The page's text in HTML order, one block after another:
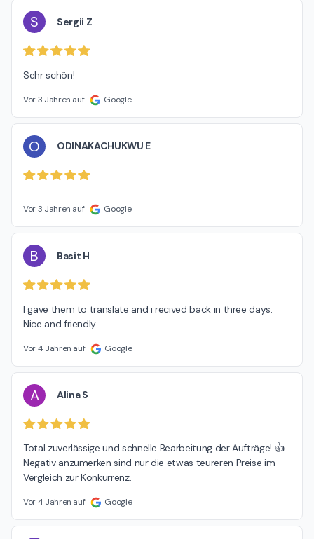
S Sergii Z
Sehr schön!
Vor 3 Jahren auf Google
O ODINAKACHUKWU E
Vor 3 Jahren auf Google
B Basit H
I gave them to translate and i recived back in three days.
Nice and friendly.
Vor 4 Jahren auf Google
A Alina S
Total zuverlässige und schnelle Bearbeitung der Aufträge! 👍
Negativ anzumerken sind nur die etwas teureren Preise im
Vergleich zur Konkurrenz.
Vor 4 Jahren auf Google